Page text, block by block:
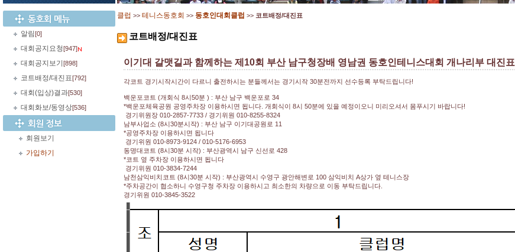
알림[0]
대회공지요청[947]
대회공지보기 [898]
코트배정/대진표[792]
대회(입상)결과[530]
대회화보/동영상[536]
회원보기
가입하기
클럽 >> 테니스동호회 >> 동호인대회클럽 >> 코트배정/대진표
코트배정/대진표
이기대 갈맷길과 함께하는 제10회 부산 남구청장배 영남권 동호인테니스대회 개나리부 대진표
각코트 경기시작시간이 다르니 출전하시는 분들께서는 경기시작 30분전까지 선수등록 부탁드립니다!
백운포코트 (개회식 8시50분 ) : 부산 남구 백운포로 34
*백운포체육공원 공영주차장 이용하시면 됩니다. 개회식이 8시 50분에 있을 예정이오니 미리오셔서 몸푸시기 바랍니다!
경기위원장 010-2857-7733 / 경기위원 010-8255-8324
남부사업소 (8시30분시작) : 부산 남구 이기대공원로 11
*공영주차장 이용하시면 됩니다
경기위원 010-8973-9124 / 010-5176-6953
동명대코트 (8시30분 시작) : 부산광역시 남구 신선로 428
*코트 옆 주차장 이용하시면 됩니다
경기위원 010-3834-7244
남천삼익비치코트 (8시30분 시작) : 부산광역시 수영구 광안해변로 100 삼익비치 A상가 옆 테니스장
*주차공간이 협소하니 수영구청 주차장 이용하시고 최소한의 차량으로 이동 부탁드립니다.
경기위원 010-3845-3522